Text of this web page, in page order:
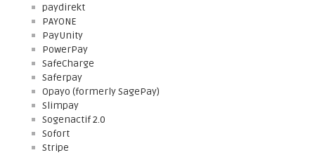
paydirekt
PAYONE
PayUnity
PowerPay
SafeCharge
Saferpay
Opayo (formerly SagePay)
Slimpay
Sogenactif 2.0
Sofort
Stripe